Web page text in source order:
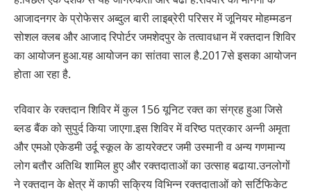
आजादनगर के प्रोफेसर अब्दुल बारी लाइब्रेरी परिसर में जूनियर मोहम्मडन
सोशल क्लब और आजाद रिपोर्टर जमशेदपुर के तत्वावधान में रक्तदान शिविर
का आयोजन हुआ.यह आयोजन का सांतवा साल है.2017से इसका आयोजन
होता आ रहा है.
रविवार के रक्तदान शिविर में कुल 156 यूनिट रक्त का संग्रह हुआ जिसे
ब्लड बैंक को सुपुर्द किया जाएगा.इस शिविर में वरिष्ठ पत्रकार अन्नी अमृता
और एमओ एकेडमी उर्दू स्कूल के डायरेक्टर जमी उस्मानी व अन्य गणमान्य
लोग बतौर अतिथि शामिल हुए और रक्तदाताओं का उत्साह बढाया.उनलोगों
ने रक्तदान के क्षेत्र में काफी सक्रिय विभिन्न रक्तदाताओं को सर्टिफिकेट